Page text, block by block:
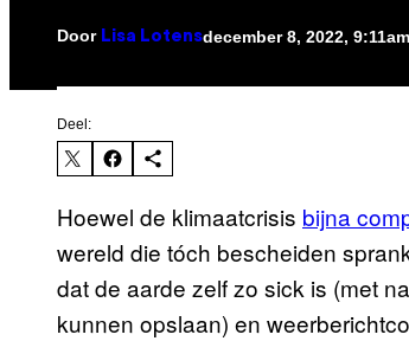
Door Lisa Lotensdecember 8, 2022, 9:11am
Deel:
Hoewel de klimaatcrisis bijna
wereld die tóch bescheiden
dat de aarde zelf zo sick is (met
kunnen opslaan) en